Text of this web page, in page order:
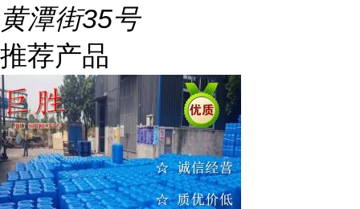
黄潭街35号
推荐产品